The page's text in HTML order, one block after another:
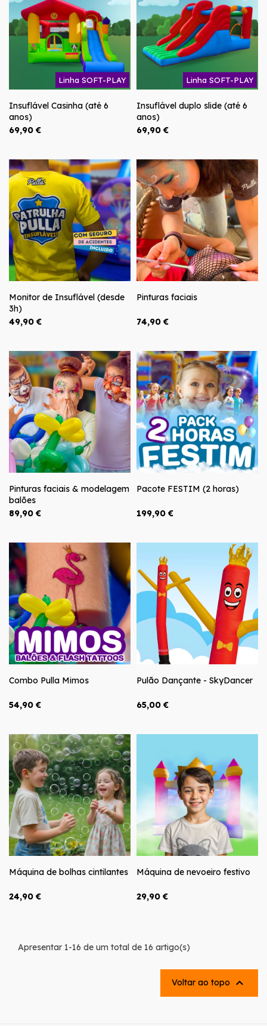
Linha SOFT-PLAY
Insuflável Casinha (até 6
anos)
69,90 €
Linha SOFT-PLAY
Insuflável duplo slide (até 6
anos)
69,90 €
Monitor de Insuflável (desde
3h)
49,90 €
Pinturas faciais
74,90 €
Pinturas faciais & modelagem
balões
89,90 €
Pacote FESTIM (2 horas)
199,90 €
Combo Pulla Mimos
54,90 €
Pulão Dançante - SkyDancer
65,00 €
Máquina de bolhas cintilantes
24,90 €
Máquina de nevoeiro festivo
29,90 €
Apresentar 1-16 de um total de 16 artigo(s)
Voltar ao topo 